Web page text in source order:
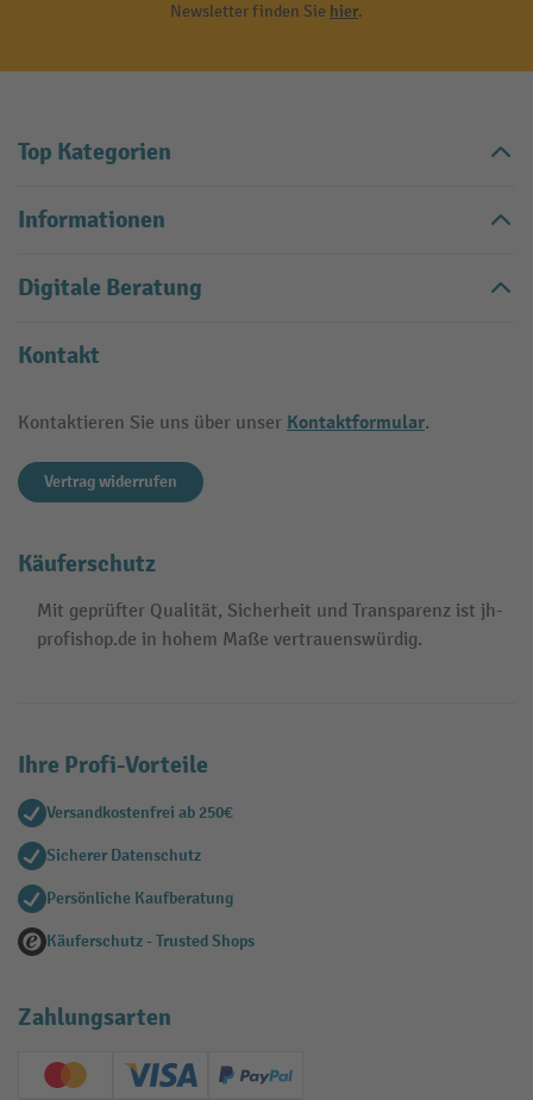
Newsletter finden Sie hier.
Top Kategorien
Informationen
Digitale Beratung
Kontakt
Kontaktieren Sie uns über unser Kontaktformular.
Vertrag widerrufen
Käuferschutz
Mit geprüfter Qualität, Sicherheit und Transparenz ist jh-
profishop.de in hohem Maße vertrauenswürdig.
Ihre Profi-Vorteile
Versandkostenfrei ab 250€
Sicherer Datenschutz
Persönliche Kaufberatung
Käuferschutz - Trusted Shops
Zahlungsarten
Creditcard (Master)Creditcard (Visa)
PayPal